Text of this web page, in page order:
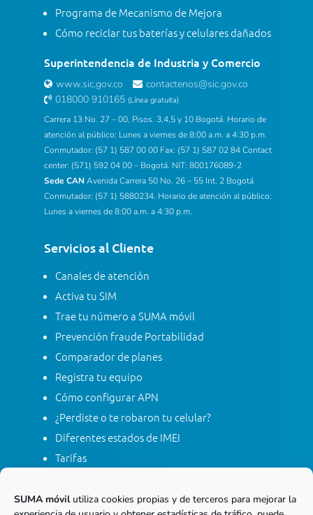
SUMA móvilutiliza cookies propias y de terceros para mejorar la
Programa de Mecanismo de Mejora
Cómo reciclar tus baterías y celulares dañados
Superintendencia de Industria y Comercio
www.sic.gov.co
contactenos@sic.gov.co
018000 910165 (Línea gratuita)
Carrera 13 No. 27 – 00, Pisos. 3,4,5 y 10 Bogotá. Horario de
atención al público: Lunes a viernes de 8:00 a.m. a 4:30 p.m.
Conmutador: (57 1) 587 00 00 Fax: (57 1) 587 02 84 Contact
center: (571) 592 04 00 – Bogotá. NIT: 800176089-2
Sede CAN Avenida Carrera 50 No. 26 – 55 Int. 2 Bogotá
Conmutador: (57 1) 5880234. Horario de atención al público:
Lunes a viernes de 8:00 a.m. a 4:30 p.m.
Servicios al Cliente
Canales de atención
Activa tu SIM
Trae tu número a SUMA móvil
Prevención fraude Portabilidad
Comparador de planes
Registra tu equipo
Cómo configurar APN
¿Perdiste o te robaron tu celular?
Diferentes estados de IMEI
Tarifas
Apagón red móvil 2G